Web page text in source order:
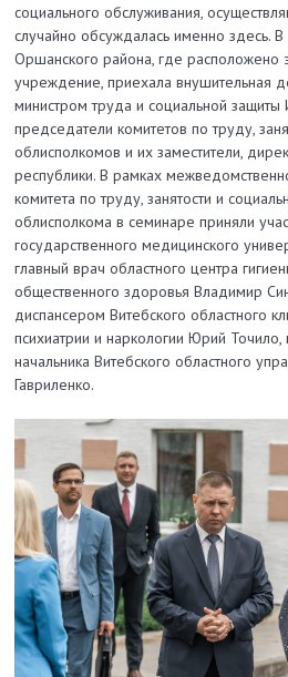
социального обслуживания,
случайно обсуждалась именно здесь.
Оршанского района, где расположено
учреждение, приехала внушительная
министром труда и социальной защиты
председатели комитетов по труду,
облисполкомов и их заместители,
республики. В рамках
комитета по труду, занятости и
облисполкома в семинаре приняли
государственного медицинского
главный врач областного центра
общественного здоровья Владимир
диспансером Витебского областного
психиатрии и наркологии Юрий Точило,
начальника Витебского областного
Гавриленко.